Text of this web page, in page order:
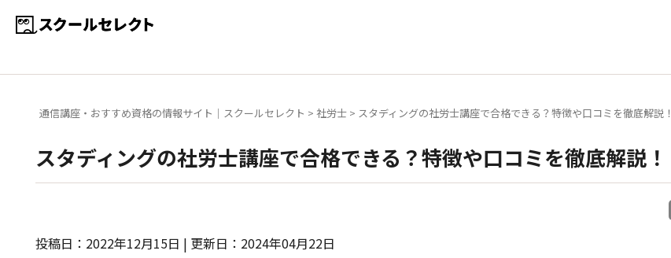
通信講座・おすすめ資格の情報サイト｜スクールセレクト >社労士 > スタディングの社労士講座で合格できる？特徴や口コミを徹底解説！
スタディングの社労士講座で合格できる？特徴や口コミを徹底解説！
投稿日：2022年12月15日 | 更新日：2024年04月22日